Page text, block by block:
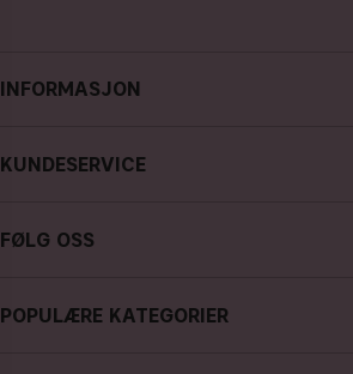
INFORMASJON
Karriere
KUNDESERVICE
Angre kjøp
FØLG OSS
Facebook
POPULÆRE KATEGORIER